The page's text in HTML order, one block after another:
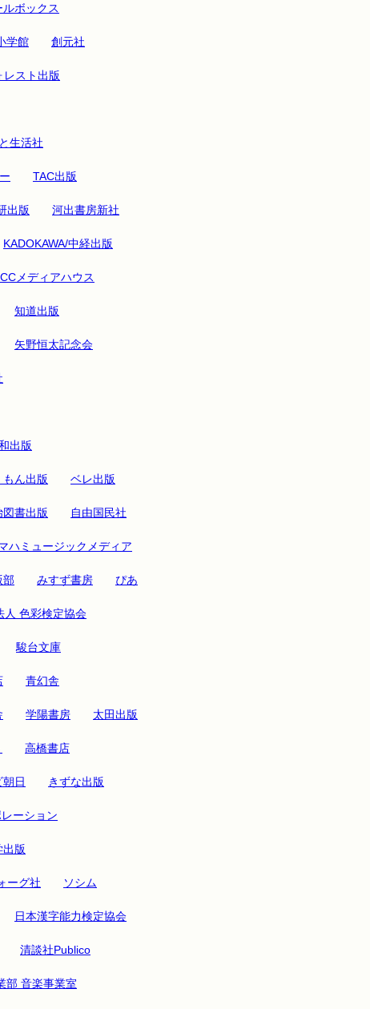
ルボックス
学館 創元社
レスト出版
生活社
TAC出版
出版 河出書房新社
KADOKAWA/中経出版
メディアハウス
知道出版
矢野恒太記念会
出版
もん出版 ベレ出版
図書出版 自由国民社
ハミュージックメディア
部 みすず書房 ぴあ
人 色彩検定協会
駿台文庫
青幻舎
学陽書房 太田出版
高橋書店
朝日 きずな出版
ーション
出版
ーグ社 ソシム
日本漢字能力検定協会
清談社Publico
部 音楽事業室